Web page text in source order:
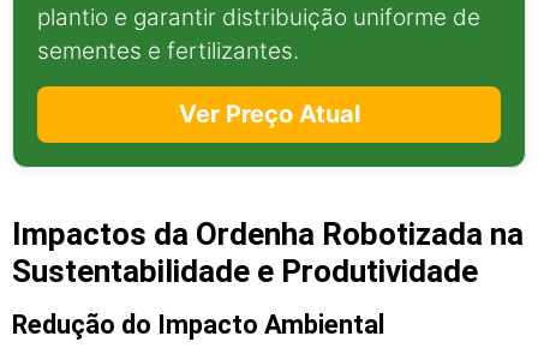
plantio e garantir distribuição uniforme de
sementes e fertilizantes.
Ver Preço Atual
Impactos da Ordenha Robotizada na
Sustentabilidade e Produtividade
Redução do Impacto Ambiental